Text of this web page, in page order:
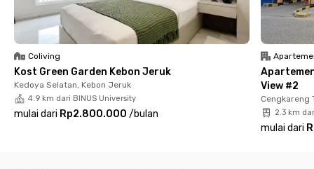
Dengan fasilitas lengkap dan lokasi strategis, Kemuning House
Cengkareng menjadi pilihan ideal bagi siapa saja yang mencari
hunian nyaman dan praktis di Jakarta Barat. Baik untuk
pekerja, mahasiswa, atau pasangan muda, hunian ini
menawarkan kemudahan dalam beraktivitas sehari-hari.
Segera dapatkan unitnya dan rasakan kenyamanan tinggal di
Kemuning House Cengkareng!
Coliving
Kost Green Garden Kebon Jeruk
Kedoya Selatan, Kebon Jeruk
4.9 km dari BINUS University
mulai dari Rp2.800.000 /bulan
View #2
Cengkareng
2.3 km
mulai dari